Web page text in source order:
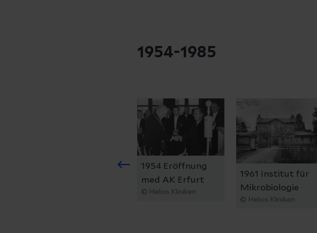
1954-1985
1954 Eröffnung
med AK Erfurt
© Helios Kliniken
1961 Institut für
Mikrobiologie
© Helios Kliniken